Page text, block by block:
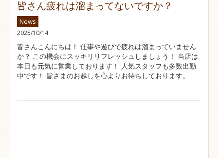
皆さん疲れは溜まってないですか？
News
2025/10/14
皆さんこんにちは！ 仕事や遊びで疲れは溜まっていません
か？ この機会にスッキリリフレッシュしましょう！ 当店は
本日も元気に営業しております！ 人気スタッフも多数出勤
中です！ 皆さまのお越しを心よりお待ちしております。